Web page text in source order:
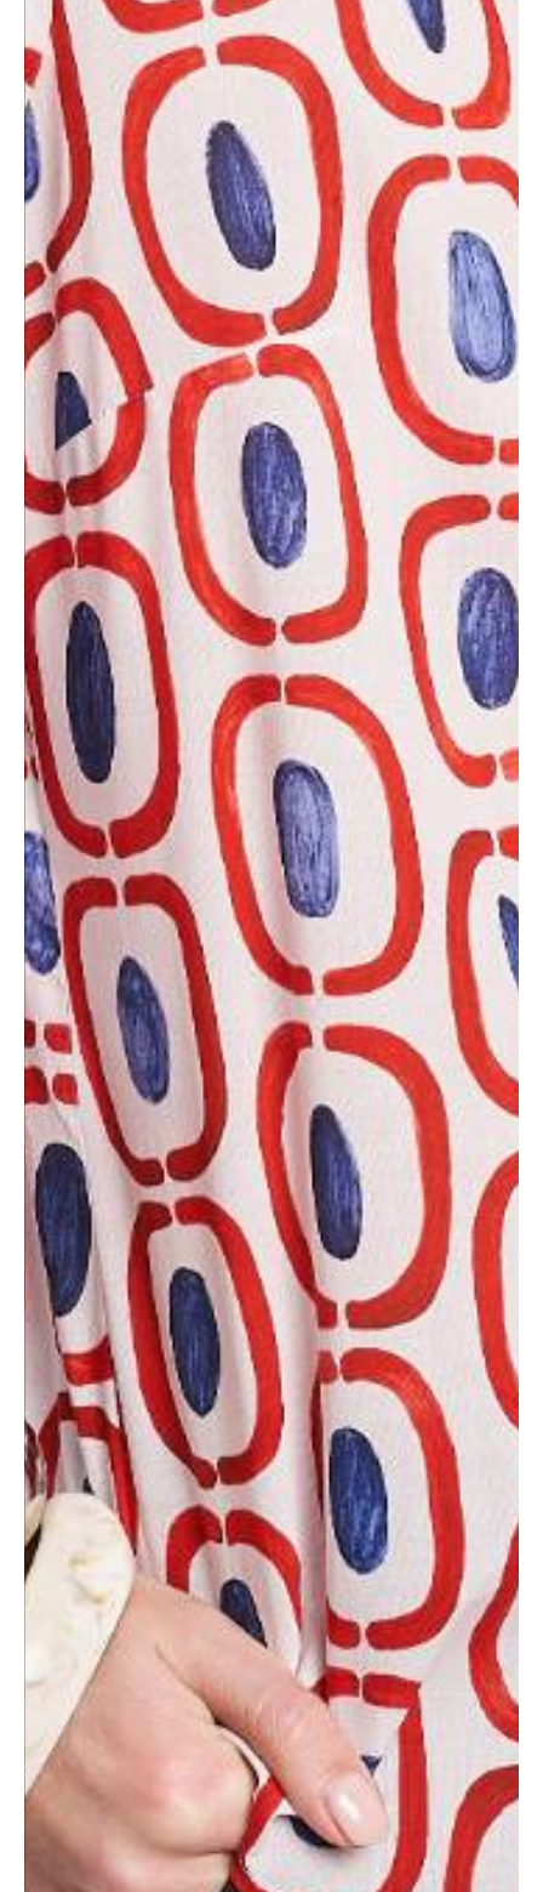
Entra nella
nostra Community
Iscriviti alla newsletter per ottenere subito
uno sconto del 10% sul prossimo ordine!
Iscriviti